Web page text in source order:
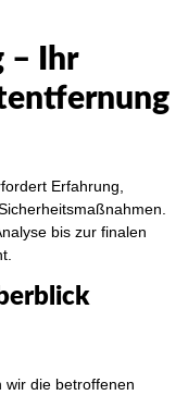
– Ihr
Erfahrung,
bis zur finalen
wir die betroffenen